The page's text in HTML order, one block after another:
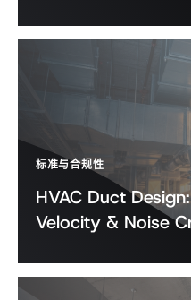
标准与合规性
HVAC Duct
Velocity & Noise